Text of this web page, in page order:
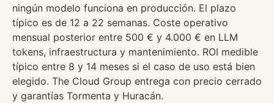
ningún modelo funciona en producción. El plazo
típico es de 12 a 22 semanas. Coste operativo
mensual posterior entre 500 € y 4.000 € en LLM
tokens, infraestructura y mantenimiento. ROI medible
típico entre 8 y 14 meses si el caso de uso está bien
elegido. The Cloud Group entrega con precio cerrado
y garantías Tormenta y Huracán.